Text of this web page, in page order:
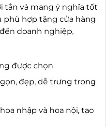
tắn và mang ý nghĩa tốt
phù hợp tặng cửa hàng
doanh nghiệp,
được chọn
đẹp, dễ trưng trong
nhập và hoa nội, tạo